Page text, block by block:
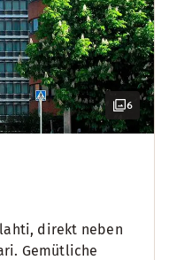
6
direkt neben
Gemütliche